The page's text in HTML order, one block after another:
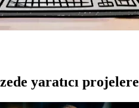
yaratıcı projelere